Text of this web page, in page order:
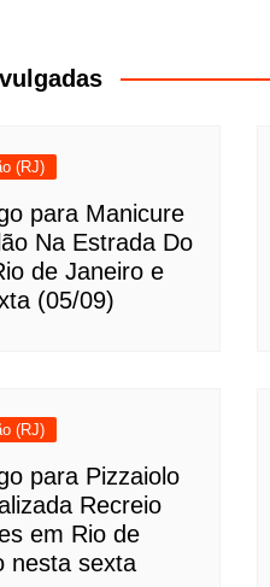
(RJ)
para Manicure
Na Estrada Do
de Janeiro e
(05/09)
(RJ)
para Pizzaiolo
Recreio
em Rio de
nesta sexta